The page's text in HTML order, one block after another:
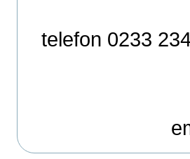
telefon 0233